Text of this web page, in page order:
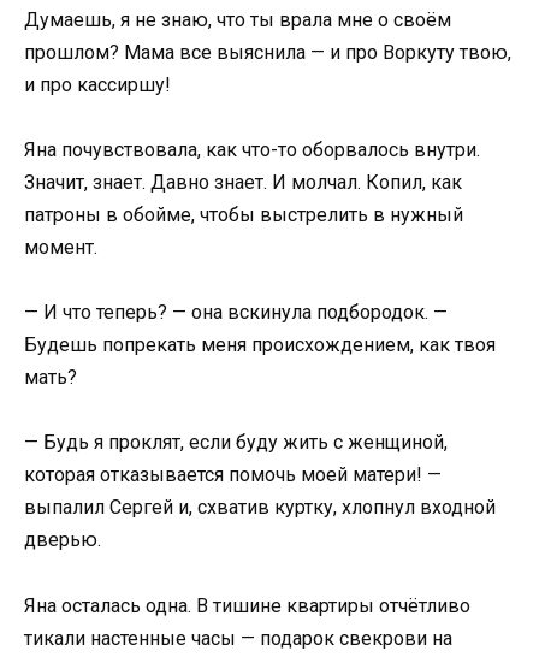
Думаешь, я не знаю, что ты врала мне о своём
прошлом? Мама все выяснила — и про Воркуту твою,
и про кассиршу!
Яна почувствовала, как что-то оборвалось внутри.
Значит, знает. Давно знает. И молчал. Копил, как
патроны в обойме, чтобы выстрелить в нужный
момент.
— И что теперь? — она вскинула подбородок. —
Будешь попрекать меня происхождением, как твоя
мать?
— Будь я проклят, если буду жить с женщиной,
которая отказывается помочь моей матери! —
выпалил Сергей и, схватив куртку, хлопнул входной
дверью.
Яна осталась одна. В тишине квартиры отчётливо
тикали настенные часы — подарок свекрови на